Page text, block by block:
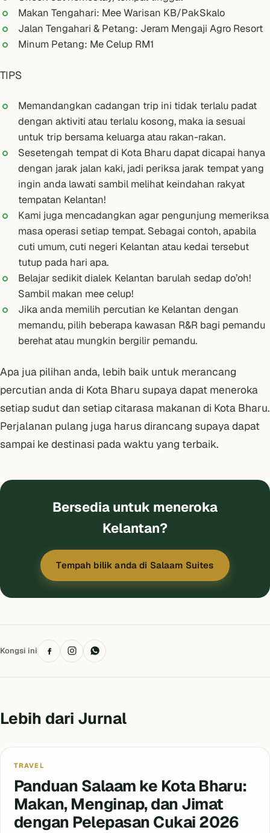
Makan Tengahari: Mee Warisan KB/PakSkalo
Jalan Tengahari & Petang: Jeram Mengaji Agro Resort
Minum Petang: Me Celup RM1
TIPS
Memandangkan cadangan trip ini tidak terlalu padat
dengan aktiviti atau terlalu kosong, maka ia sesuai
untuk trip bersama keluarga atau rakan-rakan.
Sesetengah tempat di Kota Bharu dapat dicapai hanya
dengan jarak jalan kaki, jadi periksa jarak tempat yang
ingin anda lawati sambil melihat keindahan rakyat
tempatan Kelantan!
Kami juga mencadangkan agar pengunjung memeriksa
masa operasi setiap tempat. Sebagai contoh, apabila
cuti umum, cuti negeri Kelantan atau kedai tersebut
tutup pada hari apa.
Belajar sedikit dialek Kelantan barulah sedap do’oh!
Sambil makan mee celup!
Jika anda memilih percutian ke Kelantan dengan
memandu, pilih beberapa kawasan R&R bagi pemandu
berehat atau mungkin bergilir pemandu.
Apa jua pilihan anda, lebih baik untuk merancang
percutian anda di Kota Bharu supaya dapat meneroka
setiap sudut dan setiap citarasa makanan di Kota Bharu.
Perjalanan pulang juga harus dirancang supaya dapat
sampai ke destinasi pada waktu yang terbaik.
Bersedia untuk meneroka
Kelantan?
Tempah bilik anda di Salaam Suites
Kongsi ini
Lebih dari Jurnal
TRAVEL
Panduan Salaam ke Kota Bharu:
Makan, Menginap, dan Jimat
dengan Pelepasan Cukai 2026